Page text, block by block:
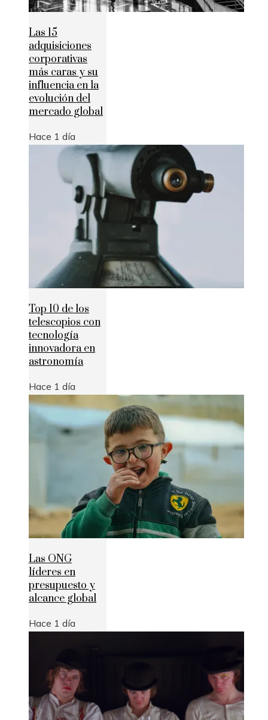
Las 15
adquisiciones
corporativas
más caras y su
influencia en la
evolución del
mercado global
Hace 1 día
Top 10 de los
telescopios con
tecnología
innovadora en
astronomía
Hace 1 día
Las ONG
líderes en
presupuesto y
alcance global
Hace 1 día